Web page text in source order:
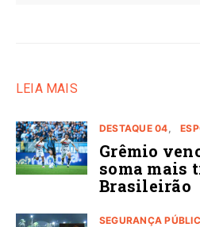
LEIA MAIS
DESTAQUE 04
Grêmio
soma mais
Brasileirão
SEGURANÇA